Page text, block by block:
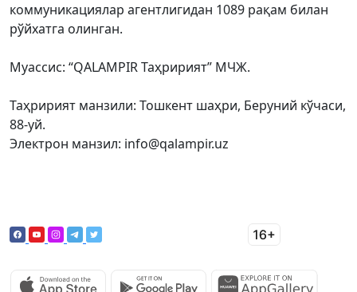
коммуникациялар агентлигидан 1089 рақам билан
рўйхатга олинган.
Муассис: “QALAMPIR Таҳририят” МЧЖ.
Таҳририят манзили: Тошкент шаҳри, Беруний кўчаси,
88-уй.
Электрон манзил: info@qalampir.uz